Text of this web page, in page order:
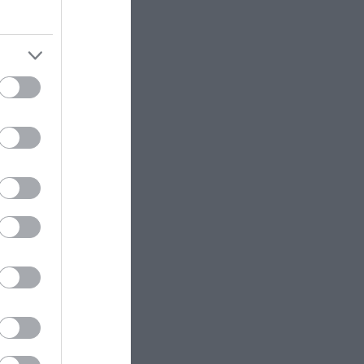
και
θα
πολύ
και
κάνω